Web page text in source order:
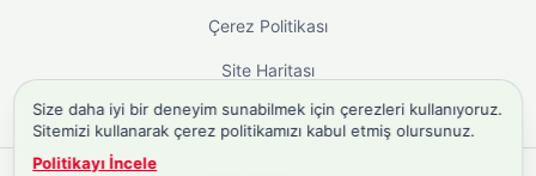
Çerez Politikası
Site Haritası
Size daha iyi bir deneyim sunabilmek için çerezleri kullanıyoruz.
Sitemizi kullanarak çerez politikamızı kabul etmiş olursunuz.
Politikayı İncele